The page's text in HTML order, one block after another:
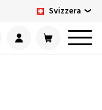
Svizzera